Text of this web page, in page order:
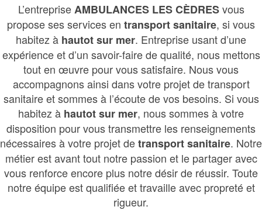
L’entrepriseAMBULANCES LES CÈDRESvous
propose ses services en transport sanitaire, si vous
habitez à hautot sur mer. Entreprise usant d’une
expérience et d’un savoir-faire de qualité, nous mettons
tout en œuvre pour vous satisfaire. Nous vous
accompagnons ainsi dans votre projet de transport
sanitaire et sommes à l’écoute de vos besoins. Si vous
habitez à hautot sur mer, nous sommes à votre
disposition pour vous transmettre les renseignements
nécessaires à votre projet detransport sanitaire. Notre
métier est avant tout notre passion et le partager avec
vous renforce encore plus notre désir de réussir. Toute
notre équipe est qualifiée et travaille avec propreté et
rigueur.